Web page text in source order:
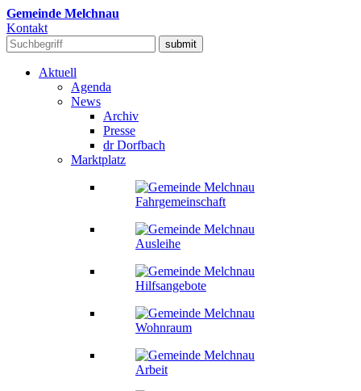
Gemeinde Melchnau
Kontakt
Aktuell
Agenda
News
Archiv
Presse
dr Dorfbach
Marktplatz
Fahrgemeinschaft
Ausleihe
Hilfsangebote
Wohnraum
Arbeit